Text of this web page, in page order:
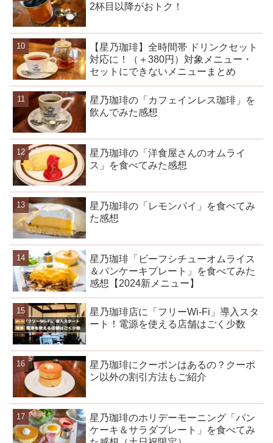
2杯目以降がおトク！
【星乃珈琲】全時間帯 ドリンクセット
対応に！（＋380円）対象メニュー・
セットにできないメニューまとめ
星乃珈琲の「カフェインレス珈琲」を
飲んでみた感想
星乃珈琲の「洋食屋さんのオムライ
ス」を食べてみた感想
星乃珈琲の「レモンパイ」を食べてみ
た感想
星乃珈琲「ビーフシチューオムライス
＆パンケーキプレート」を食べてみた
感想【2024新メニュー】
星乃珈琲店に「フリーWi-Fi」導入スタ
ート！電源を使える店舗はごく少数
星乃珈琲にクーポンはあるの？クーポ
ン以外の割引方法もご紹介
星乃珈琲のホリデーモーニング「パン
ケーキ＆サラダプレート」を食べてみ